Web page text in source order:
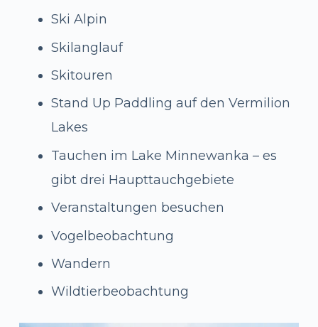
Ski Alpin
Skilanglauf
Skitouren
Stand Up Paddling auf den Vermilion
Lakes
Tauchen im Lake Minnewanka – es
gibt drei Haupttauchgebiete
Veranstaltungen besuchen
Vogelbeobachtung
Wandern
Wildtierbeobachtung